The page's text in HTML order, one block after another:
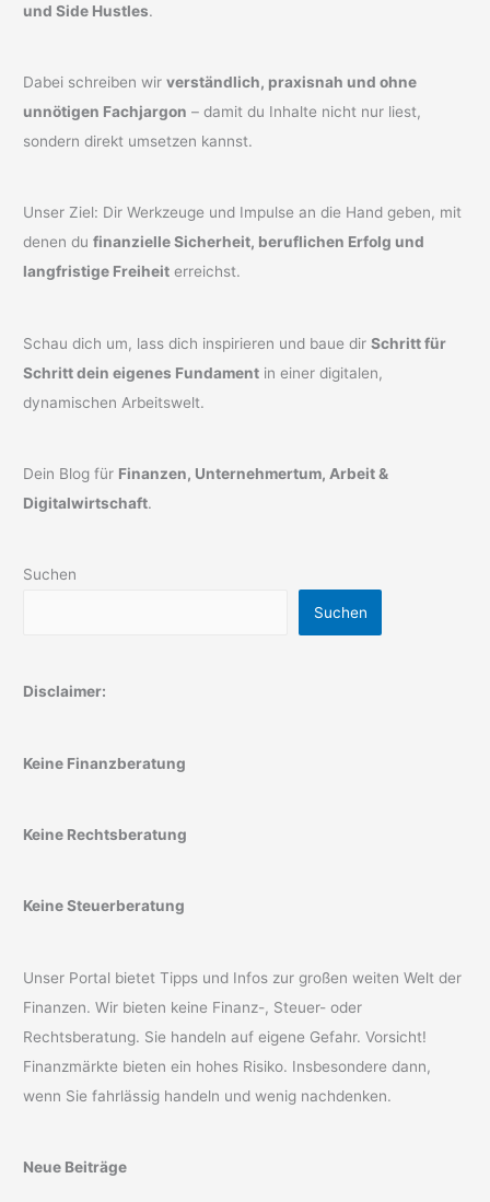
und Side Hustles.
Dabei schreiben wirverständlich, praxisnah und ohne
unnötigen Fachjargon – damit du Inhalte nicht nur liest,
sondern direkt umsetzen kannst.
Unser Ziel: Dir Werkzeuge und Impulse an die Hand geben, mit
denen dufinanzielle Sicherheit, beruflichen Erfolg und
langfristige Freiheit erreichst.
Schau dich um, lass dich inspirieren und baue dirSchritt für
Schritt dein eigenes Fundament in einer digitalen,
dynamischen Arbeitswelt.
Dein Blog für Finanzen, Unternehmertum, Arbeit &
Digitalwirtschaft.
Suchen
Suchen
Disclaimer:
Keine Finanzberatung
Keine Rechtsberatung
Keine Steuerberatung
Unser Portal bietet Tipps und Infos zur großen weiten Welt der
Finanzen. Wir bieten keine Finanz-, Steuer- oder
Rechtsberatung. Sie handeln auf eigene Gefahr. Vorsicht!
Finanzmärkte bieten ein hohes Risiko. Insbesondere dann,
wenn Sie fahrlässig handeln und wenig nachdenken.
Neue Beiträge